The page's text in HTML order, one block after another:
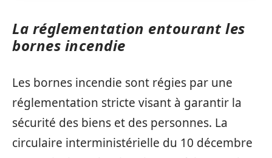
La réglementation entourant les
bornes incendie
Les bornes incendie sont régies par une
réglementation stricte visant à garantir la
sécurité des biens et des personnes. La
circulaire interministérielle du 10 décembre